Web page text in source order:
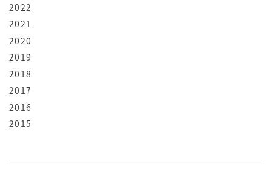
2022
2021
2020
2019
2018
2017
2016
2015